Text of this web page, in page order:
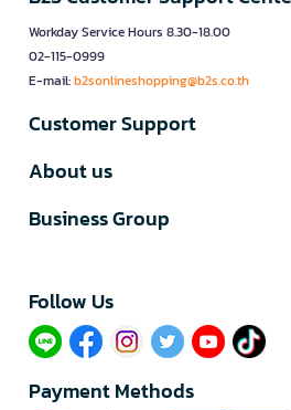
Workday Service Hours 8.30-18.00
02-115-0999
E-mail:b2sonlineshopping@b2s.co.th
Customer Support
About us
Business Group
Follow Us​
Payment Methods